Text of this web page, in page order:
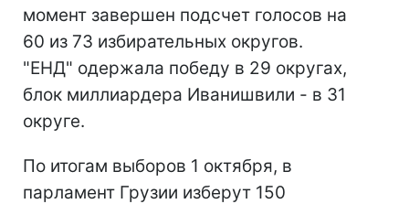
момент завершен подсчет голосов на
60 из 73 избирательных округов.
"ЕНД" одержала победу в 29 округах,
блок миллиардера Иванишвили - в 31
округе.
По итогам выборов 1 октября, в
парламент Грузии изберут 150